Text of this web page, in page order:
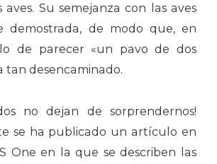
aves. Su semejanza con las aves
demostrada, de modo que, en
de parecer «un pavo de dos
tan desencaminado.
no dejan de sorprendernos!
se ha publicado un artículo en
One en la que se describen las